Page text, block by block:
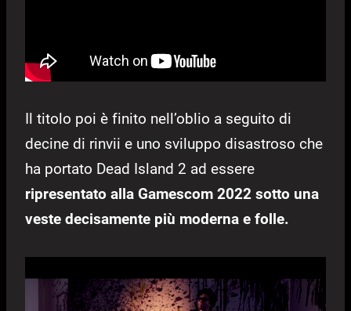
Il titolo poi è finito nell’oblio a seguito di
decine di rinvii e uno sviluppo disastroso che
ha portato Dead Island 2 ad essere
ripresentato alla Gamescom 2022 sotto una
veste decisamente più moderna e folle.